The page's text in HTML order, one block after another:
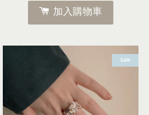
加入購物車
Sale